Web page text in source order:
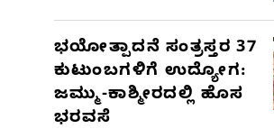
ಭಯೋತ್ಪಾದನೆ ಸಂತ್ರಸ್ತರ 37
ಕುಟುಂಬಗಳಿಗೆ ಉದ್ಯೋಗ:
ಜಮ್ಮು-ಕಾಶ್ಮೀರದಲ್ಲಿ ಹೊಸ
ಭರವಸೆ